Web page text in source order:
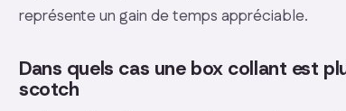
représente un gain de temps appréciable.
Dans quels cas une box collant est
scotch